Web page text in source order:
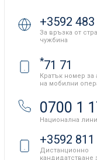
+3592
За връзка от
чужбина
*71 71
Кратък номер за
на мобилни
0700 1
Национална
+3592
Дистанционно
кандидатстване